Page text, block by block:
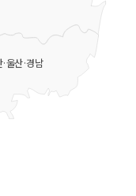
울산·경남